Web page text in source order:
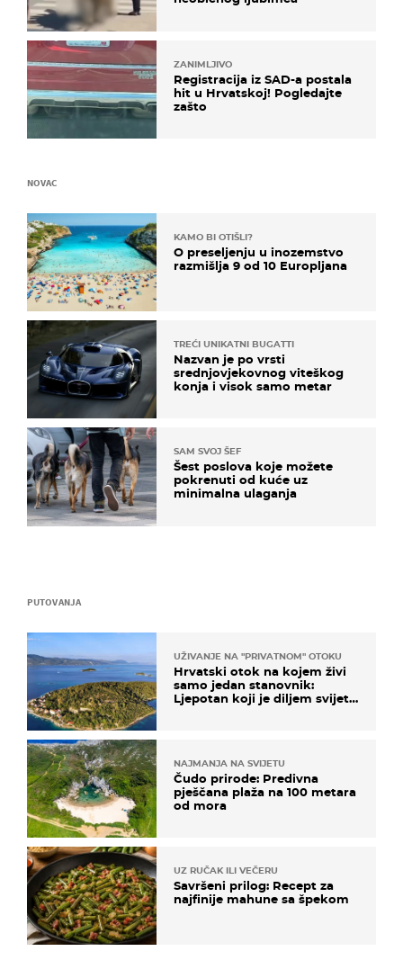
ZANIMLJIVO
Registracija iz SAD-a postala
hit u Hrvatskoj! Pogledajte
zašto
PUTOVANJA
UŽIVANJE NA "PRIVATNOM" OTOKU
Hrvatski otok na kojem živi
samo jedan stanovnik:
Ljepotan koji je diljem svijeta
NAJMANJA NA SVIJETU
Čudo prirode: Predivna
pješčana plaža na 100 metara
od mora
UZ RUČAK ILI VEČERU
Savršeni prilog: Recept za
najfinije mahune sa špekom
NOVAC
KAMO BI OTIŠLI?
O preseljenju u inozemstvo
razmišlja 9 od 10 Europljana
TREĆI UNIKATNI BUGATTI
Nazvan je po vrsti
srednjovjekovnog viteškog
konja i visok samo metar
SAM SVOJ ŠEF
Šest poslova koje možete
pokrenuti od kuće uz
minimalna ulaganja